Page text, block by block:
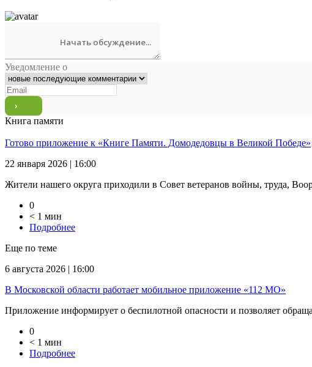
Уведомление о
Книга памяти
Готово приложение к «Книге Памяти. Домодедовцы в Великой Победе»
22 января 2026 | 16:00
Жители нашего округа приходили в Совет ветеранов войны, труда,
0
< 1 мин
Подробнее
Еще по теме
6 августа 2026 | 16:00
В Московской области работает мобильное приложение «112 МО»
Приложение информирует о беспилотной опасности и позволяет
0
< 1 мин
Подробнее